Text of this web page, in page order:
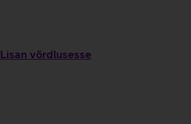
Lisan võrdlusesse